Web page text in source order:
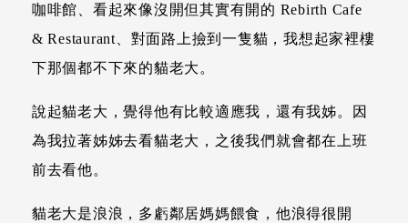
咖啡館、看起來像沒開但其實有開的 Rebirth Cafe
& Restaurant、對面路上撿到一隻貓，我想起家裡樓
下那個都不下來的貓老大。
說起貓老大，覺得他有比較適應我，還有我姊。因
為我拉著姊姊去看貓老大，之後我們就會都在上班
前去看他。
貓老大是浪浪，多虧鄰居媽媽餵食，他浪得很開